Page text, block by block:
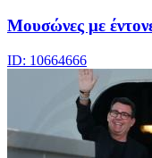
Μουσώνες με
ID: 10664666